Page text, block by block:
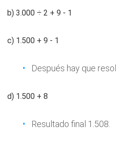
b) 3.000 ÷ 2 + 9 - 1
c) 1.500 + 9 - 1
Después hay que
d) 1.500 + 8
Resultado final 1.508.